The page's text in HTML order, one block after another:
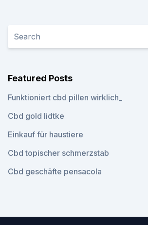
Featured Posts
Funktioniert cbd pillen wirklich_
Cbd gold lidtke
Einkauf für haustiere
Cbd topischer schmerzstab
Cbd geschäfte pensacola